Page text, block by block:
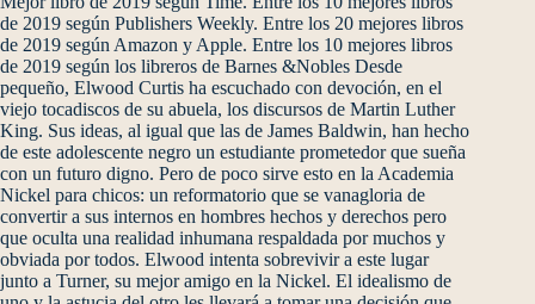
de 2019 según Publishers Weekly. Entre los 20 mejores libros
de 2019 según Amazon y Apple. Entre los 10 mejores libros
de 2019 según los libreros de Barnes &Nobles Desde
pequeño, Elwood Curtis ha escuchado con devoción, en el
viejo tocadiscos de su abuela, los discursos de Martin Luther
King. Sus ideas, al igual que las de James Baldwin, han hecho
de este adolescente negro un estudiante prometedor que sueña
con un futuro digno. Pero de poco sirve esto en la Academia
Nickel para chicos: un reformatorio que se vanagloria de
convertir a sus internos en hombres hechos y derechos pero
que oculta una realidad inhumana respaldada por muchos y
obviada por todos. Elwood intenta sobrevivir a este lugar
junto a Turner, su mejor amigo en la Nickel. El idealismo de